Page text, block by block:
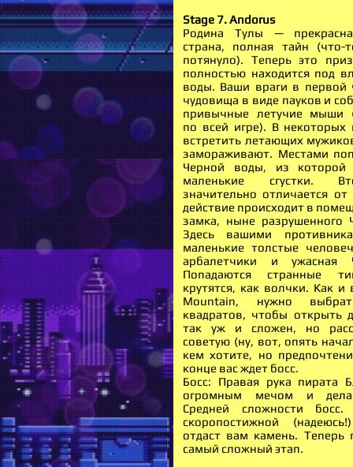
Stage 7. Andorus
Родина Тулы —
страна, полная тайн (что-
потянуло). Теперь это
полностью находится под
воды. Ваши враги в первой
чудовища в виде пауков и
привычные летучие мыши
по всей игре). В
встретить летающих
замораживают. Местами
Черной воды, из которой
маленькие сгустки.
значительно отличается от
действие происходит в
замка, ныне разрушенного
Здесь вашими
маленькие толстые
арбалетчики и ужасная
Попадаются странные
крутятся, как волчки. Как и
Mountain, нужно
квадратов, чтобы открыть
так уж и сложен, но
советую (ну, вот, опять
кем хотите, но
конце вас ждет босс.
Босс: Правая рука пирата
огромным мечом и
Средней сложности
скоропостижной
отдаст вам камень. Теперь
самый сложный этап.